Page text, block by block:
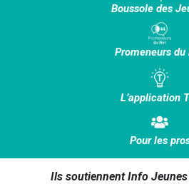
Boussole des
Promeneurs du
L’application
Pour les
Ils soutiennent Info Jeunes